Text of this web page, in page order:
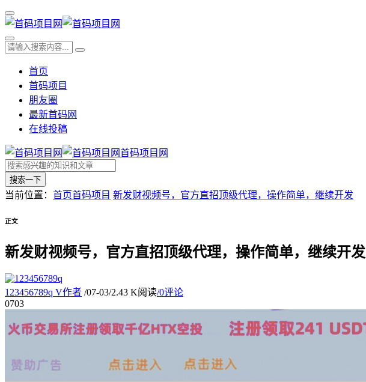
首页
首码项目
朋友圈
最新首码网
在线投稿
首码项目网
搜索一下
当前位置： 首页首码项目 新发财视频号，官方直招顶级代理，操作简单，继续开发
正文
新发财视频号，官方直招顶级代理，操作简单，继续开发
123456789q V作者 /07-03/2.43 K阅读/0评论
0703